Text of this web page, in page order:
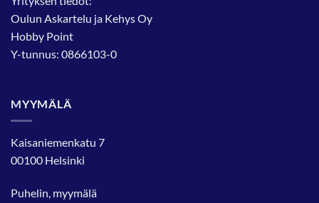
Oulun Askartelu ja Kehys Oy
Hobby Point
Y-tunnus: 0866103-0
MYYMÄLÄ
Kaisaniemenkatu 7
00100 Helsinki
Puhelin, myymälä